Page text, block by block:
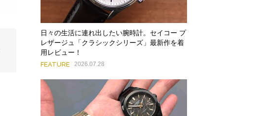
日々の生活に連れ出したい腕時計。セイコー プ
レザージュ「クラシックシリーズ」最新作を着
用レビュー！
FEATURE 2026.07.28